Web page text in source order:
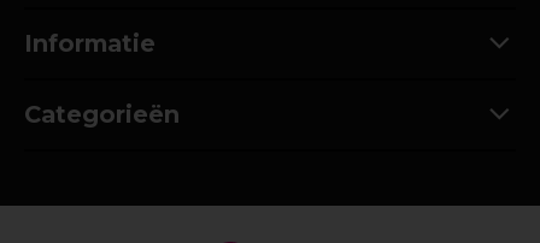
Informatie
Categorieën